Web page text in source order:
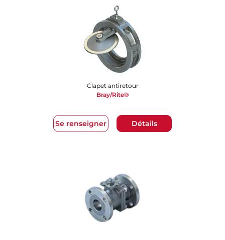
Se renseigner Détails
Clapet antiretour
Bray/Rite®